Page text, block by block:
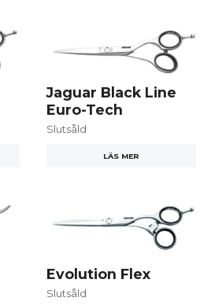
Jaguar Black Line
Euro-Tech
Slutsåld
LÄS MER
Evolution Flex
Slutsåld